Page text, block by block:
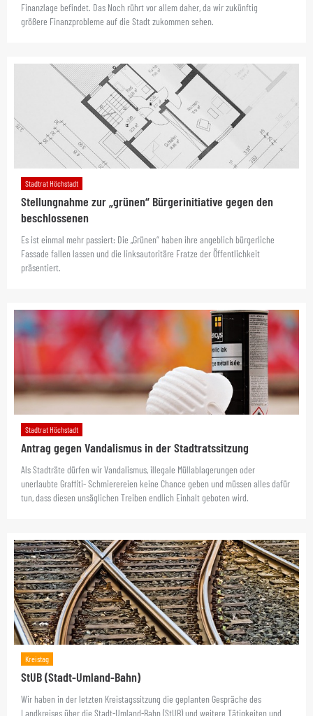
Finanzlage befindet. Das Noch rührt vor allem daher, da wir zukünftig
größere Finanzprobleme auf die Stadt zukommen sehen.
Stadtrat Höchstadt
Stellungnahme zur „grünen“ Bürgerinitiative gegen den
beschlossenen
Es ist einmal mehr passiert: Die „Grünen“ haben ihre angeblich bürgerliche
Fassade fallen lassen und die linksautoritäre Fratze der Öffentlichkeit
präsentiert.
Stadtrat Höchstadt
Antrag gegen Vandalismus in der Stadtratssitzung
Als Stadträte dürfen wir Vandalismus, illegale Müllablagerungen oder
unerlaubte Graffiti- Schmierereien keine Chance geben und müssen alles dafür
tun, dass diesen unsäglichen Treiben endlich Einhalt geboten wird.
Kreistag
StUB (Stadt-Umland-Bahn)
Wir haben in der letzten Kreistagssitzung die geplanten Gespräche des
Landkreises über die Stadt-Umland-Bahn (StUB) und weitere Tätigkeiten und